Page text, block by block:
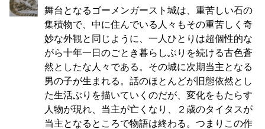
舞台となるゴーメンガースト城は、重苦しい石の
集積物で、中に住んでいる人々もその重苦しく奇
妙な外観と同じように、一人ひとりは超個性的な
がら十年一日のごとき暮らしぶりを続ける古色蒼
然としたな人々である。その城に次期当主となる
男の子が生まれる。話のほとんどが旧態依然とし
た生活ぶりを描いていくのだが、変化をもたらす
人物が現れ、当主が亡くなり、２歳のタイタスが
当主となるところで物語は終わる。つまりこの作